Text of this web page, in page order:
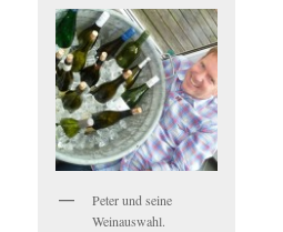
Peter und seine
Weinauswahl.